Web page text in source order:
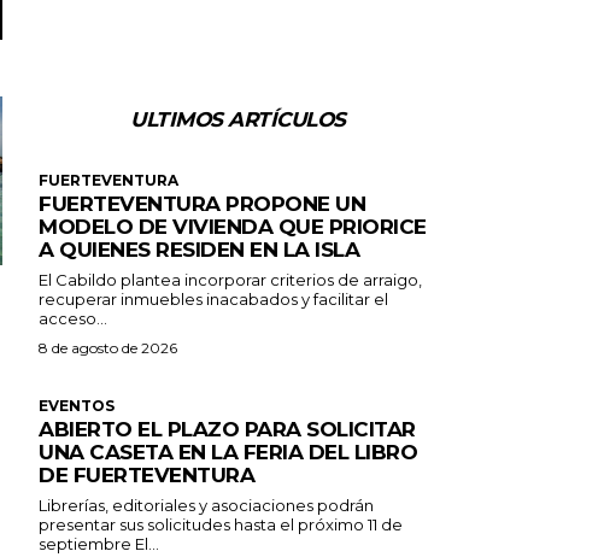
ULTIMOS ARTÍCULOS
FUERTEVENTURA
FUERTEVENTURA PROPONE UN
MODELO DE VIVIENDA QUE PRIORICE
A QUIENES RESIDEN EN LA ISLA
El Cabildo plantea incorporar criterios de arraigo,
recuperar inmuebles inacabados y facilitar el
acceso...
8 de agosto de 2026
EVENTOS
ABIERTO EL PLAZO PARA SOLICITAR
UNA CASETA EN LA FERIA DEL LIBRO
DE FUERTEVENTURA
Librerías, editoriales y asociaciones podrán
presentar sus solicitudes hasta el próximo 11 de
septiembre El...